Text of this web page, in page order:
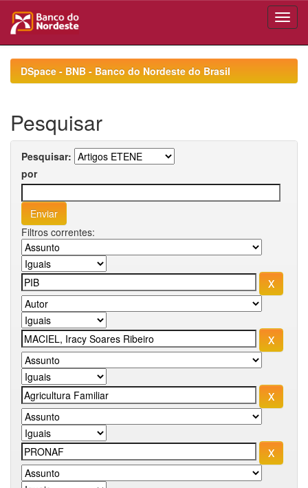
navigationDSpace - BNB - Banco do Nordeste do Brasil
Pesquisar
Pesquisar:
por
Filtros correntes: